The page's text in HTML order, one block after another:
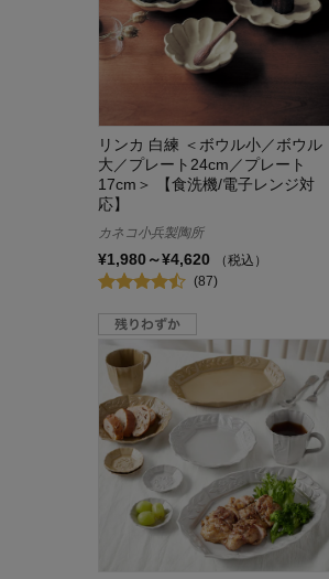
リンカ 白練 ＜ボウル小／ボウル
大／プレート24cm／プレート
17cm＞ 【食洗機/電子レンジ対
応】
カネコ小兵製陶所
¥1,980～¥4,620
（税込）
(87)